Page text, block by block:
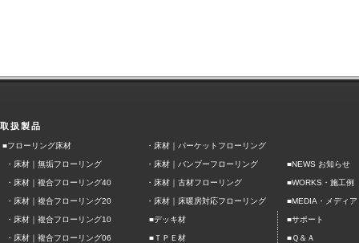
取扱製品
■フローリング床材 ・ 床材｜パーケットフローリング
・ 床材｜無垢フローリング ・ 床材｜バンブーフローリング ■NEWS お知らせ
・ 床材｜複合フローリング40 ・ 床材｜古材フローリング ■WORKS・施工例
・ 床材｜複合フローリング20 ・ 床材｜床暖房対応フローリング ■MEDIA・メディア
・ 床材｜複合フローリング10 ■デッキ材 ■サポート
・ 床材｜複合フローリング06 ■ＴＰＥ材 ■Ｑ＆Ａ